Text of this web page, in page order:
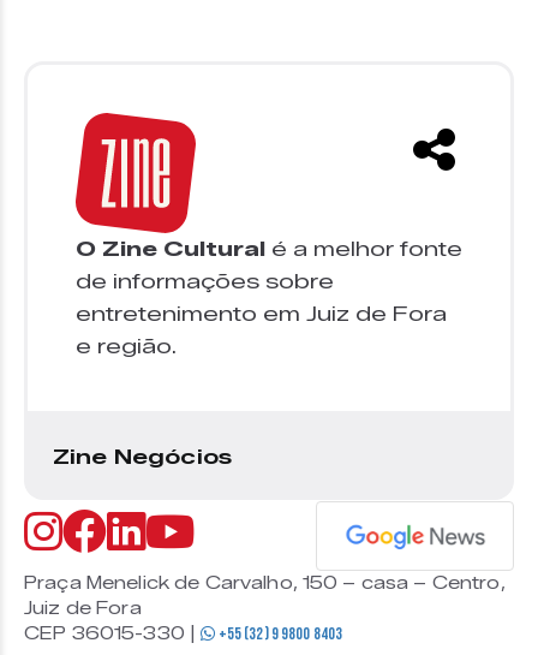
O Zine Cultural é a melhor fonte
de informações sobre
entretenimento em Juiz de Fora
e região.
Zine Negócios
Praça Menelick de Carvalho, 150 – casa – Centro,
Juiz de Fora
CEP 36015-330 |
+55 (32) 9 9800 8403